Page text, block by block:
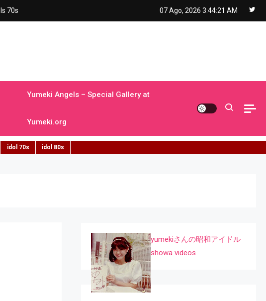
70s 07 Ago, 2026 3:44:22 AM
Yumeki Angels – Special Gallery at
Yumeki.org
idol 70s idol 80s
yumekiさんの昭和アイドル
showa videos